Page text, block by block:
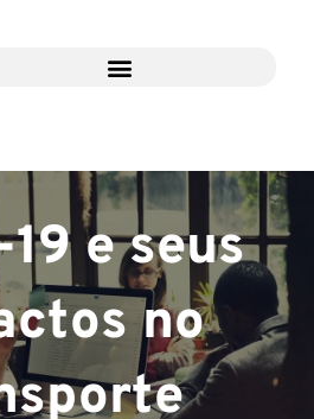
e seus
no